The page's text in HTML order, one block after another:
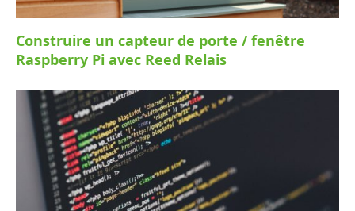
Construire un capteur de porte / fenêtre
Raspberry Pi avec Reed Relais